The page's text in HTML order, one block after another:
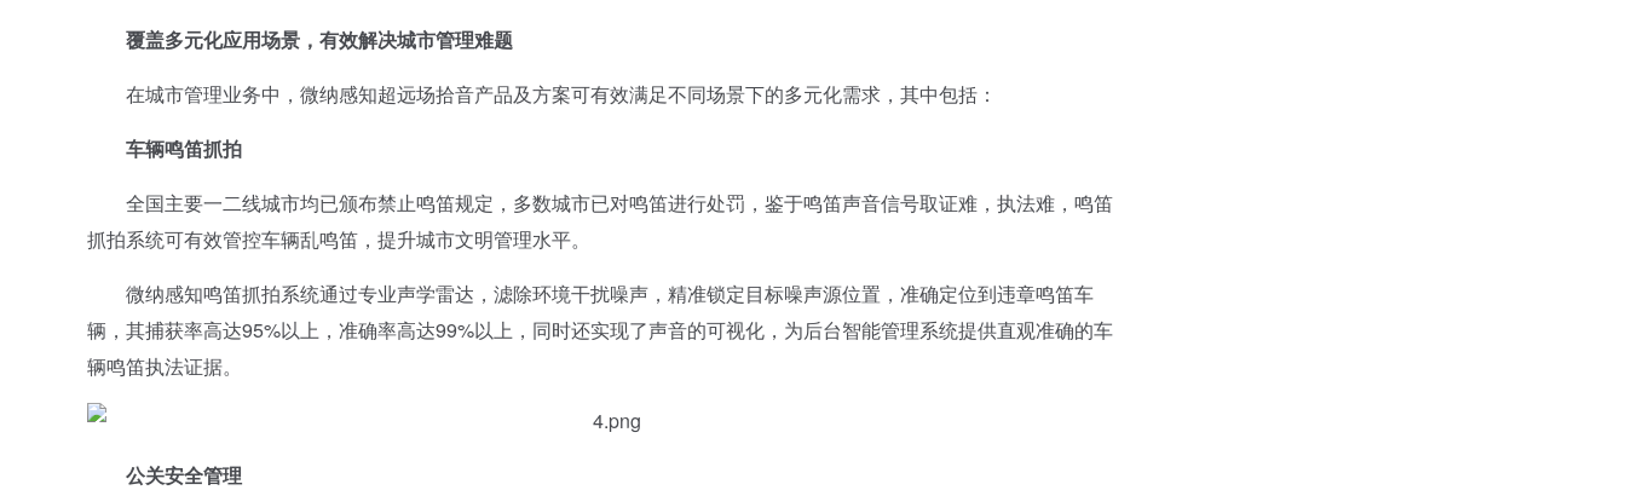
覆盖多元化应用场景，有效解决城市管理难题
在城市管理业务中，微纳感知超远场拾音产品及方案可有效满足不同场景下的多元化需求，其中包括：
车辆鸣笛抓拍
全国主要一二线城市均已颁布禁止鸣笛规定，多数城市已对鸣笛进行处罚，鉴于鸣笛声音信号取证难，执法难，鸣笛
抓拍系统可有效管控车辆乱鸣笛，提升城市文明管理水平。
微纳感知鸣笛抓拍系统通过专业声学雷达，滤除环境干扰噪声，精准锁定目标噪声源位置，准确定位到违章鸣笛车
辆，其捕获率高达95%以上，准确率高达99%以上，同时还实现了声音的可视化，为后台智能管理系统提供直观准确的车
辆鸣笛执法证据。
公关安全管理